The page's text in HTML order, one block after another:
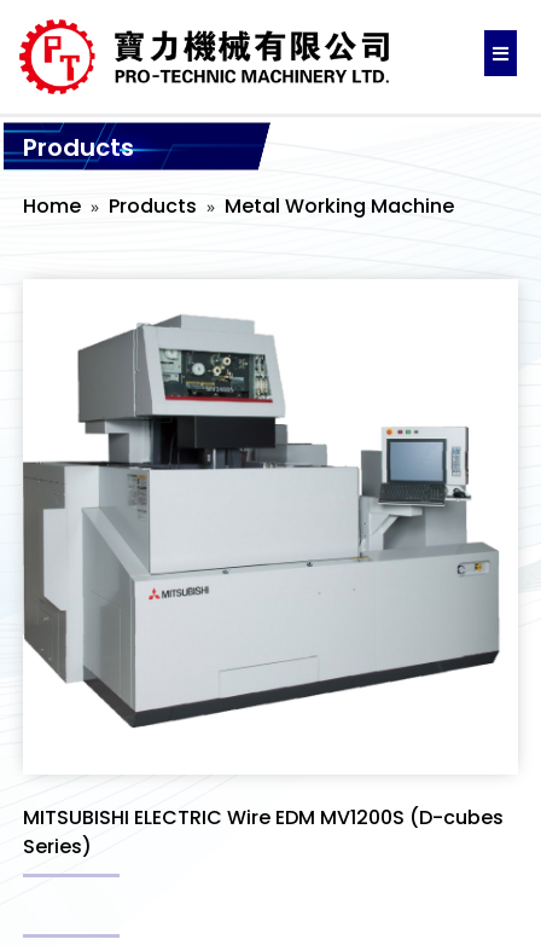
Products
Home Products Metal Working Machine
MITSUBISHI ELECTRIC Wire EDM MV1200S (D-cubes
Series)